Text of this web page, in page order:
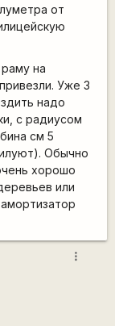
от
на
Уже 3
надо
с радиусом
см 5
Обычно
хорошо
или
more_vert